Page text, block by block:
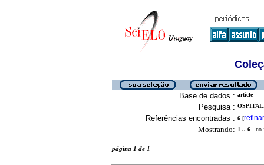
Base de dados : article
Pesquisa :
Referências encontradas : 6 [refinar
Mostrando: 1 .. 6 no
página 1 de 1